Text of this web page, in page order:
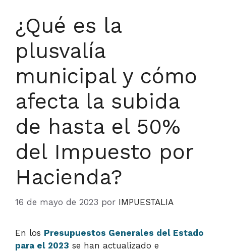
¿Qué es la
plusvalía
municipal y cómo
afecta la subida
de hasta el 50%
del Impuesto por
Hacienda?
16 de mayo de 2023 por IMPUESTALIA
En los Presupuestos Generales del Estado
para el 2023 se han actualizado e